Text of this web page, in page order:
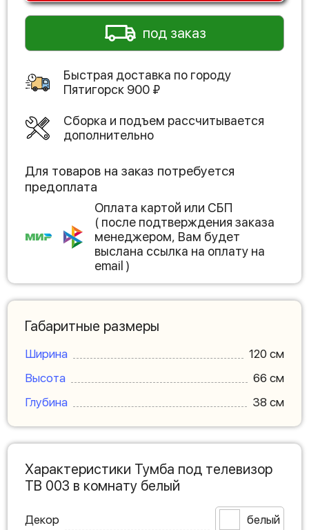
под заказ
Быстрая доставка по городу
Пятигорск 900 ₽
Сборка и подъем рассчитывается
дополнительно
Для товаров на заказ потребуется
предоплата
Оплата картой или СБП
( после подтверждения заказа
менеджером, Вам будет
выслана ссылка на оплату на
email )
Габаритные размеры
Ширина
120 см
Высота
66 см
Глубина
38 см
Характеристики Тумба под телевизор
ТВ 003 в комнату белый
Декор белый